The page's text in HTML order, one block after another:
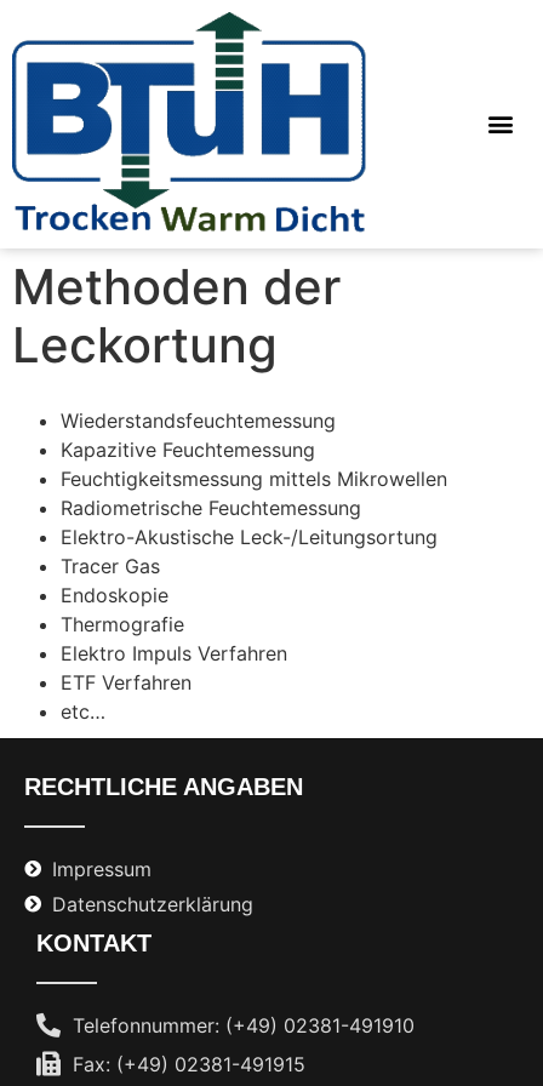
Methoden der
Leckortung
Wiederstandsfeuchtemessung
Kapazitive Feuchtemessung
Feuchtigkeitsmessung mittels Mikrowellen
Radiometrische Feuchtemessung
Elektro-Akustische Leck-/Leitungsortung
Tracer Gas
Endoskopie
Thermografie
Elektro Impuls Verfahren
ETF Verfahren
etc…
RECHTLICHE ANGABEN
Impressum
Datenschutzerklärung
KONTAKT
Telefonnummer: (+49) 02381-491910
Fax: (+49) 02381-491915